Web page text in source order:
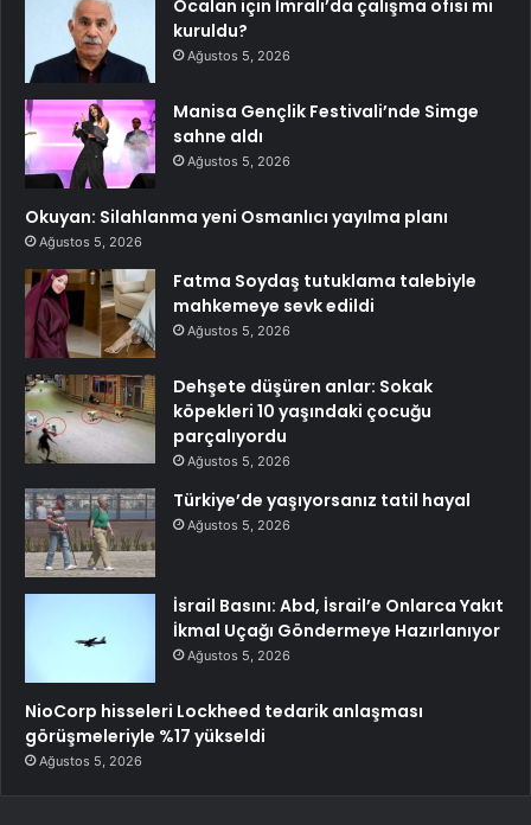
Öcalan için İmralı’da çalışma ofisi mi
kuruldu?
Ağustos 5, 2026
Manisa Gençlik Festivali’nde Simge
sahne aldı
Ağustos 5, 2026
Okuyan: Silahlanma yeni Osmanlıcı yayılma planı
Ağustos 5, 2026
Fatma Soydaş tutuklama talebiyle
mahkemeye sevk edildi
Ağustos 5, 2026
Dehşete düşüren anlar: Sokak
köpekleri 10 yaşındaki çocuğu
parçalıyordu
Ağustos 5, 2026
Türkiye’de yaşıyorsanız tatil hayal
Ağustos 5, 2026
İsrail Basını: Abd, İsrail’e Onlarca Yakıt
İkmal Uçağı Göndermeye Hazırlanıyor
Ağustos 5, 2026
NioCorp hisseleri Lockheed tedarik anlaşması
görüşmeleriyle %17 yükseldi
Ağustos 5, 2026